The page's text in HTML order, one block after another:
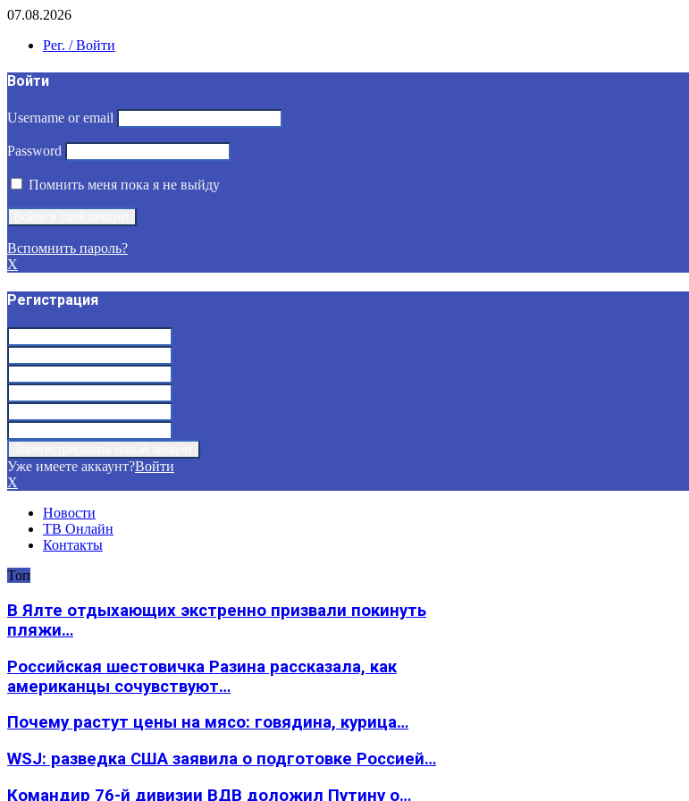
07.08.2026
Рег. / Войти
Войти
Username or email
Password
Помнить меня пока я не выйду
Вспомнить пароль?
X
Регистрация
Уже имеете аккаунт?Войти
X
Новости
ТВ Онлайн
Контакты
Топ
В Ялте отдыхающих экстренно призвали покинуть
пляжи…
Российская шестовичка Разина рассказала, как
американцы сочувствуют…
Почему растут цены на мясо: говядина, курица…
WSJ: разведка США заявила о подготовке Россией…
Командир 76-й дивизии ВДВ доложил Путину о…